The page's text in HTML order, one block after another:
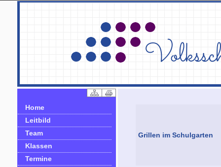
Home
Leitbild
Team
Klassen
Termine
Grillen im Schulgarten